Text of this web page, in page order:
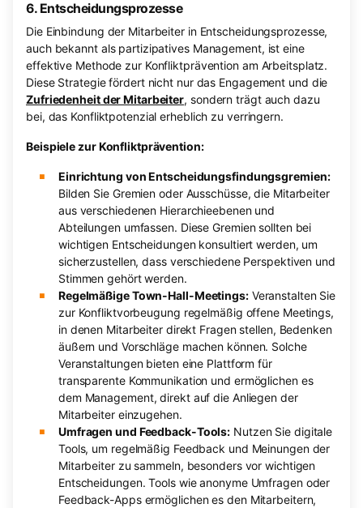
6. Entscheidungsprozesse
Die Einbindung der Mitarbeiter in Entscheidungsprozesse,
auch bekannt als partizipatives Management, ist eine
effektive Methode zur Konfliktprävention am Arbeitsplatz.
Diese Strategie fördert nicht nur das Engagement und die
Zufriedenheit der Mitarbeiter, sondern trägt auch dazu
bei, das Konfliktpotenzial erheblich zu verringern.
Beispiele zur Konfliktprävention:
Einrichtung von Entscheidungsfindungsgremien:
Bilden Sie Gremien oder Ausschüsse, die Mitarbeiter
aus verschiedenen Hierarchieebenen und
Abteilungen umfassen. Diese Gremien sollten bei
wichtigen Entscheidungen konsultiert werden, um
sicherzustellen, dass verschiedene Perspektiven und
Stimmen gehört werden.
Regelmäßige Town-Hall-Meetings:Veranstalten Sie
zur Konfliktvorbeugung regelmäßig offene Meetings,
in denen Mitarbeiter direkt Fragen stellen, Bedenken
äußern und Vorschläge machen können. Solche
Veranstaltungen bieten eine Plattform für
transparente Kommunikation und ermöglichen es
dem Management, direkt auf die Anliegen der
Mitarbeiter einzugehen.
Umfragen und Feedback-Tools: Nutzen Sie digitale
Tools, um regelmäßig Feedback und Meinungen der
Mitarbeiter zu sammeln, besonders vor wichtigen
Entscheidungen. Tools wie anonyme Umfragen oder
Feedback-Apps ermöglichen es den Mitarbeitern,